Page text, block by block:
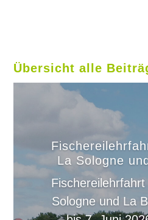
Übersicht alle
La Sologne
Sologne und La